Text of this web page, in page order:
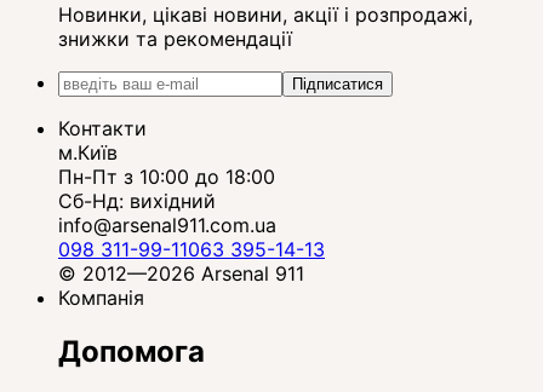
Новинки, цікаві новини, акції і розпродажі,
знижки та рекомендації
Підписатися
Контакти
м.Київ
Пн-Пт з 10:00 до 18:00
Сб-Нд: вихідний
info@arsenal911.com.ua
098 311-99-11063 395-14-13
© 2012—2026 Arsenal 911
Компанія
Допомога